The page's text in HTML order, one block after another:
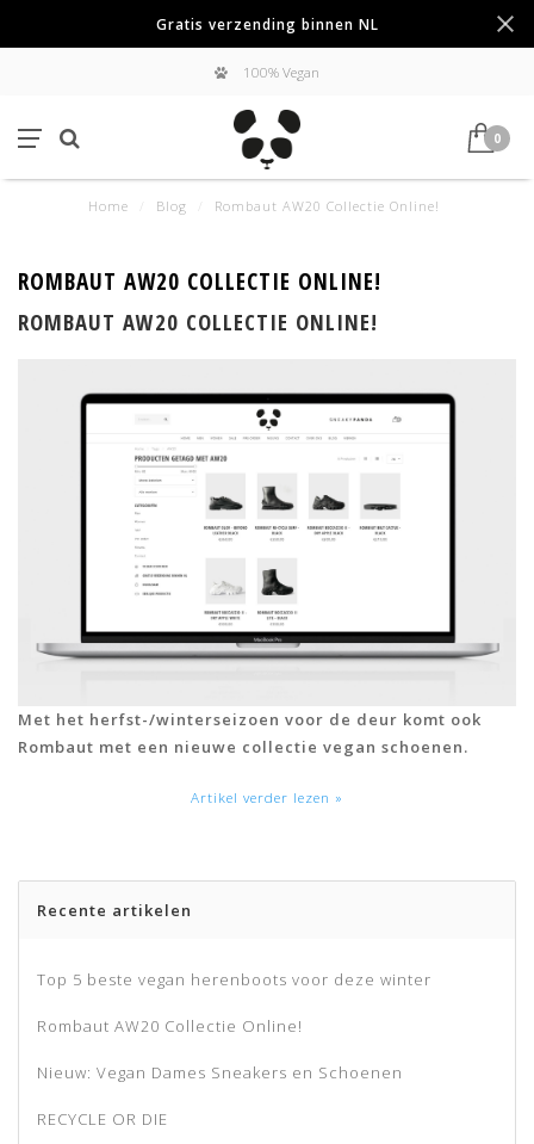
Gratis verzending binnen NL
100% Vegan
0
Home Blog Rombaut AW20 Collectie Online!
ROMBAUT AW20 COLLECTIE ONLINE!
ROMBAUT AW20 COLLECTIE ONLINE!
Met het herfst-/winterseizoen voor de deur komt ook
Rombaut met een nieuwe collectie vegan schoenen.
Artikel verder lezen »
Recente artikelen
Top 5 beste vegan herenboots voor deze winter
Rombaut AW20 Collectie Online!
Nieuw: Vegan Dames Sneakers en Schoenen
RECYCLE OR DIE